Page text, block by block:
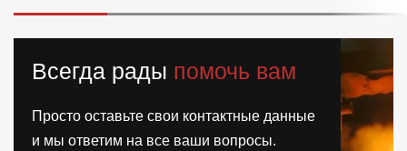
Всегда рады помочь вам
Просто оставьте свои контактные данные
и мы ответим на все ваши вопросы.